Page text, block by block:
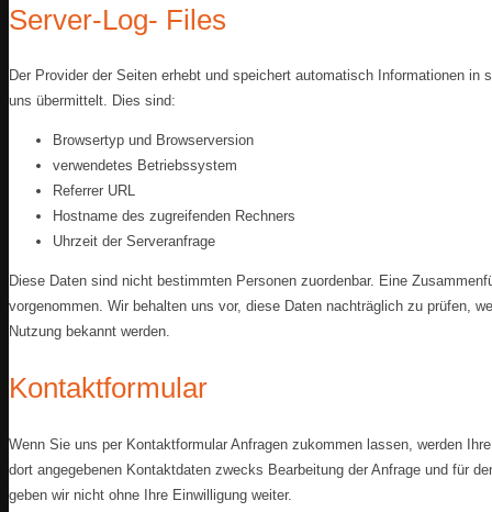
Server-Log- Files
Der Provider der Seiten erhebt und speichert automatisch Informationen
uns übermittelt. Dies sind:
Browsertyp und Browserversion
verwendetes Betriebssystem
Referrer URL
Hostname des zugreifenden Rechners
Uhrzeit der Serveranfrage
Diese Daten sind nicht bestimmten Personen zuordenbar. Eine
vorgenommen. Wir behalten uns vor, diese Daten nachträglich zu prüfen,
Nutzung bekannt werden.
Kontaktformular
Wenn Sie uns per Kontaktformular Anfragen zukommen lassen, werden
dort angegebenen Kontaktdaten zwecks Bearbeitung der Anfrage und für
geben wir nicht ohne Ihre Einwilligung weiter.